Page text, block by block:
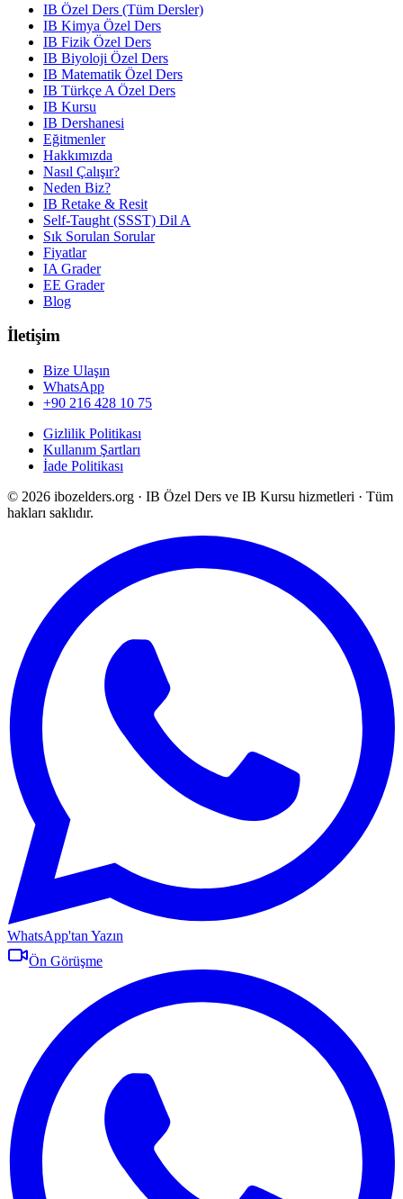
IB Özel Ders (Tüm Dersler)
IB Kimya Özel Ders
IB Fizik Özel Ders
IB Biyoloji Özel Ders
IB Matematik Özel Ders
IB Türkçe A Özel Ders
IB Kursu
IB Dershanesi
Eğitmenler
Hakkımızda
Nasıl Çalışır?
Neden Biz?
IB Retake & Resit
Self-Taught (SSST) Dil A
Sık Sorulan Sorular
Fiyatlar
IA Grader
EE Grader
Blog
İletişim
Bize Ulaşın
WhatsApp
+90 216 428 10 75
Gizlilik Politikası
Kullanım Şartları
İade Politikası
© 2026 ibozelders.org · IB Özel Ders ve IB Kursu hizmetleri · Tüm
hakları saklıdır.
WhatsApp'tan Yazın
Ön Görüşme